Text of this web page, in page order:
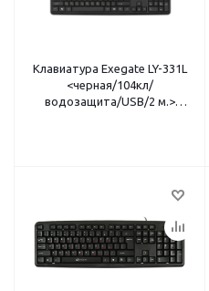
Клавиатура Exegate LY-331L
<черная/104кл/
водозащита/USB/2 м.>